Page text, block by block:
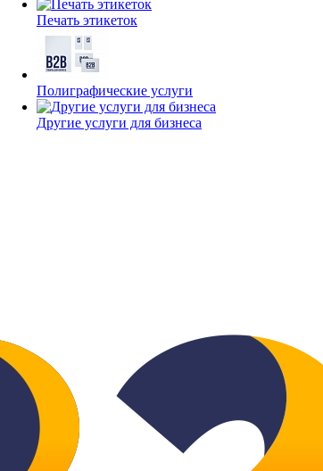
Печать этикеток
Полиграфические услуги
Другие услуги для бизнеса